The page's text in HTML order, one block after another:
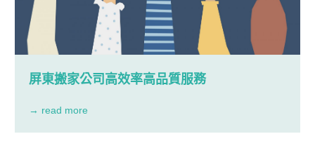
屏東搬家公司高效率高品質服務
→ read more